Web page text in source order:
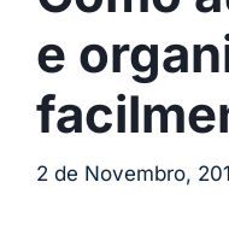
e
2 de Novembro,